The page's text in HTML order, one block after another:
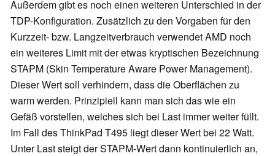
Außerdem gibt es noch einen weiteren Unterschied in der
TDP-Konfiguration. Zusätzlich zu den Vorgaben für den
Kurzzeit- bzw. Langzeitverbrauch verwendet AMD noch
ein weiteres Limit mit der etwas kryptischen Bezeichnung
STAPM (Skin Temperature Aware Power Management).
Dieser Wert soll verhindern, dass die Oberflächen zu
warm werden. Prinzipiell kann man sich das wie ein
Gefäß vorstellen, welches sich bei Last immer weiter füllt.
Im Fall des ThinkPad T495 liegt dieser Wert bei 22 Watt.
Unter Last steigt der STAPM-Wert dann kontinuierlich an,